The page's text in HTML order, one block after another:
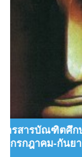
วารสารบัณฑิต
๑ มกราคม-มี